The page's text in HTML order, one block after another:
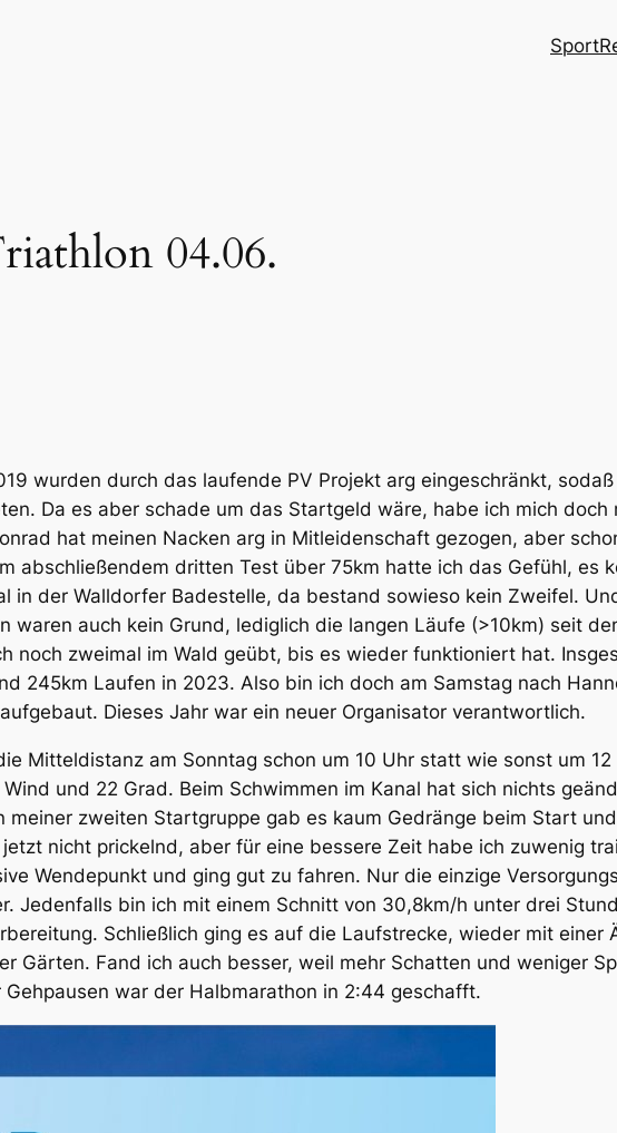
Sport
04.06.
wurden durch das laufende PV Projekt arg eingeschränkt,
Da es aber schade um das Startgeld wäre, habe ich mich doch
hat meinen Nacken arg in Mitleidenschaft gezogen, aber
abschließendem dritten Test über 75km hatte ich das Gefühl, es
in der Walldorfer Badestelle, da bestand sowieso kein Zweifel.
waren auch kein Grund, lediglich die langen Läufe (>10km) seit
noch zweimal im Wald geübt, bis es wieder funktioniert hat.
245km Laufen in 2023. Also bin ich doch am Samstag nach
Dieses Jahr war ein neuer Organisator verantwortlich.
Mitteldistanz am Sonntag schon um 10 Uhr statt wie sonst um 12
und 22 Grad. Beim Schwimmen im Kanal hat sich nichts
meiner zweiten Startgruppe gab es kaum Gedränge beim Start
nicht prickelnd, aber für eine bessere Zeit habe ich zuwenig
Wendepunkt und ging gut zu fahren. Nur die einzige
Jedenfalls bin ich mit einem Schnitt von 30,8km/h unter drei
Schließlich ging es auf die Laufstrecke, wieder mit einer
Gärten. Fand ich auch besser, weil mehr Schatten und weniger
war der Halbmarathon in 2:44 geschafft.